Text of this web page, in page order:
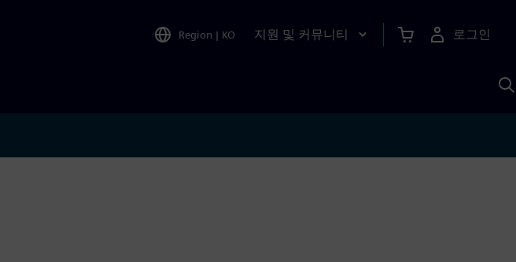
Region | KO 지원 및 커뮤니티 로그인